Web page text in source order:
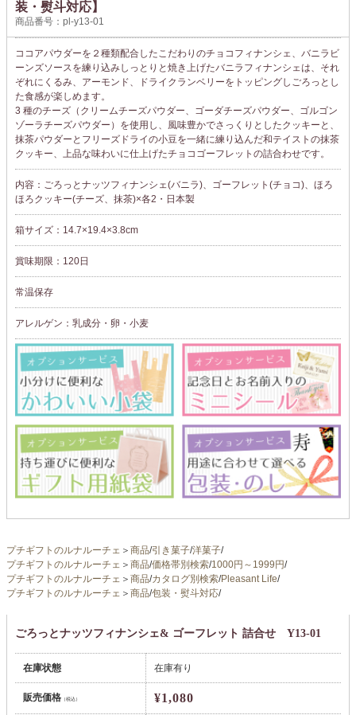
装・熨斗対応】
商品番号：pl-y13-01
ココアパウダーを２種類配合したこだわりのチョコフィナンシェ、バニラビ
ーンズソースを練り込みしっとりと焼き上げたバニラフィナンシェは、それ
ぞれにくるみ、アーモンド、ドライクランベリーをトッピングしごろっとし
た食感が楽しめます。
3 種のチーズ（クリームチーズパウダー、ゴーダチーズパウダー、ゴルゴン
ゾーラチーズパウダー）を使用し、風味豊かでさっくりとしたクッキーと、
抹茶パウダーとフリーズドライの小豆を一緒に練り込んだ和テイストの抹茶
クッキー、上品な味わいに仕上げたチョコゴーフレットの詰合わせです。
内容：ごろっとナッツフィナンシェ(バニラ)、ゴーフレット(チョコ)、ほろ
ほろクッキー(チーズ、抹茶)×各2・日本製
箱サイズ：14.7×19.4×3.8cm
賞味期限：120日
常温保存
アレルゲン：乳成分・卵・小麦
プチギフトのルナルーチェ ＞ 商品/引き菓子/洋菓子/
プチギフトのルナルーチェ ＞ 商品/価格帯別検索/1000円～1999円/
プチギフトのルナルーチェ ＞ 商品/カタログ別検索/Pleasant Life/
プチギフトのルナルーチェ ＞ 商品/包装・熨斗対応/
ごろっとナッツフィナンシェ& ゴーフレット 詰合せ Y13-01
在庫状態 在庫有り
販売価格（税込） ¥1,080